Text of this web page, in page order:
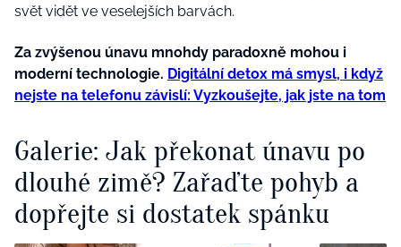
svět vidět ve veselejších barvách.
Za zvýšenou únavu mnohdy paradoxně mohou i
moderní technologie. Digitální detox má smysl, i když
nejste na telefonu závislí: Vyzkoušejte, jak jste na tom
Galerie: Jak překonat únavu po
dlouhé zimě? Zařaďte pohyb a
dopřejte si dostatek spánku